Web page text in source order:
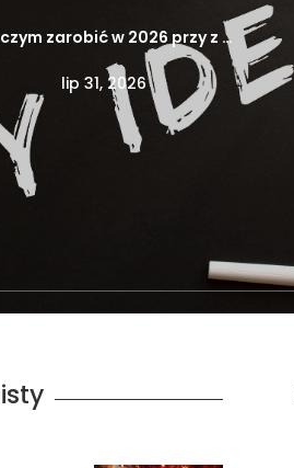
zarobić w 2026 przy z …
lip 31, 2026